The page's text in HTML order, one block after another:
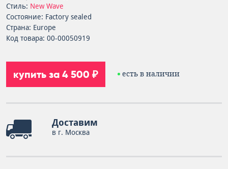
Стиль: New Wave
Состояние: Factory sealed
Страна: Europe
Код товара: 00-00050919
купить за 4 500 ₽ есть в наличии
Доставим
в г. Москва